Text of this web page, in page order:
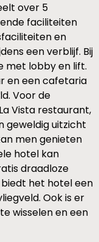
over 5
faciliteiten
en
een verblijf. Bij
met lobby en lift.
en een cafetaria
Voor de
Vista restaurant,
geweldig uitzicht
men genieten
hotel kan
draadloze
het hotel een
Ook is er
wisselen en een